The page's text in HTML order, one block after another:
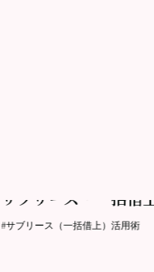
サブリース・一括借
#サブリース（一括借上）活用術